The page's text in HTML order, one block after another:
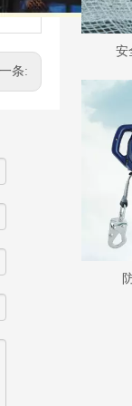
条:
安